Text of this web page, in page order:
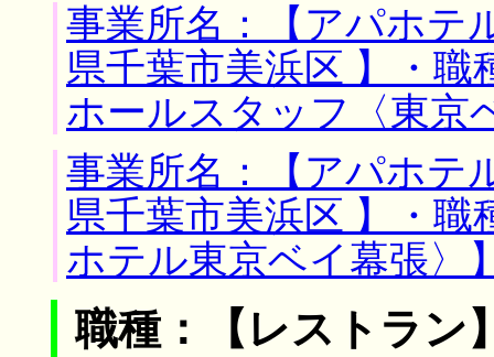
事業所名：【アパホ
県千葉市美浜区 】・
ホールスタッフ〈東京
事業所名：【アパホ
県千葉市美浜区 】・職
ホテル東京ベイ幕張〉
職種：【レストラン